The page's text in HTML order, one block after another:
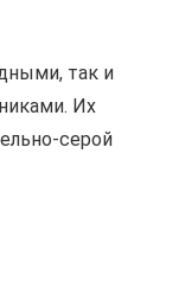
так и
Их
серой